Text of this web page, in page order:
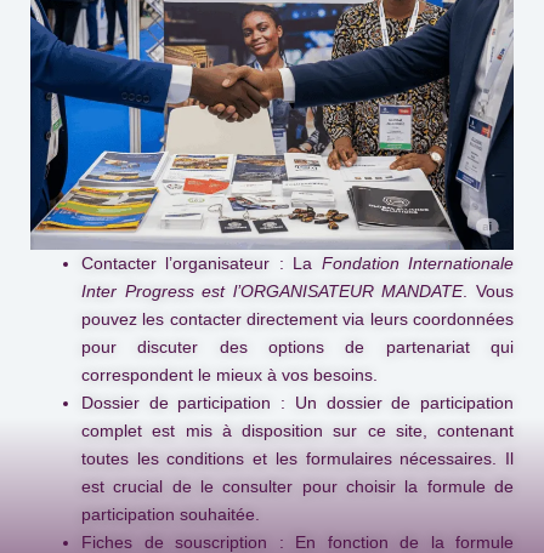
Contacter l’organisateur : La Fondation Internationale
Inter Progress est l’ORGANISATEUR MANDATE. Vous
pouvez les contacter directement via leurs coordonnées
pour discuter des options de partenariat qui
correspondent le mieux à vos besoins.
Dossier de participation : Un dossier de participation
complet est mis à disposition sur ce site, contenant
toutes les conditions et les formulaires nécessaires. Il
est crucial de le consulter pour choisir la formule de
participation souhaitée.
Fiches de souscription : En fonction de la formule